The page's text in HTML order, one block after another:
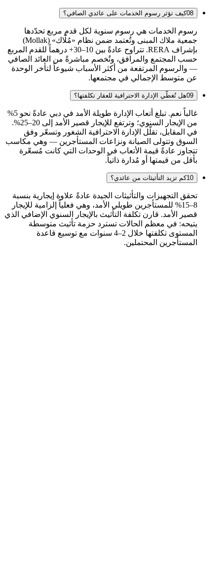
08كيف تؤثر رسوم الخدمات على عائدي الصافي؟
رسوم الخدمات هي رسوم سنوية لكل قدم مربع تحدّدها
جمعية ملاك المبنى وتُعتمد ضمن نظام «مُلّاك» (Mollak)
بإشراف RERA. تتراوح عادةً بين 10–30+ درهماً للقدم المربع
حسب المجتمع والمرافق، وتُخصم مباشرةً من العائد الصافي
— والرسوم المرتفعة من أكثر الأسباب شيوعاً لتأخر الوحدة
عن متوسط الإجمالي في مجتمعها.
09هل تُغطّي الإدارة الاحترافية للعقار تكلفتها؟
غالباً نعم. تبلغ أتعاب الإدارة طويلة الأمد في دبي عادةً نحو 5%
من الإيجار السنوي؛ وترتفع للإيجار قصير الأمد إلى 20–25%.
في المقابل، تقلّل الإدارة الاحترافية الشغور وتسعّر وفق
السوق وتتولى الصيانة ونزاعات المستأجرين — وهي مكاسب
تتجاوز عادةً قيمة الأتعاب في الوحدات التي كانت مُسعّرة
بأقل من قيمتها أو مُدارة ذاتياً.
10كم تزيد التأثيثات من عائدي؟
تحقق التجهيزات والتأثيثات الجيدة عادةً علاوة إيجارية بنسبة
8–15% للمستأجرين طويلي الأمد، وهي فعلياً إلزامية للإيجار
قصير الأمد. قارن تكلفة التأثيث بالإيجار السنوي الإضافي الذي
يتيحه: في معظم الحالات تسترد حزمة تأثيث متوسطة
المستوى تكلفتها خلال 2–4 سنوات مع توسيع قاعدة
المستأجرين المحتملين.